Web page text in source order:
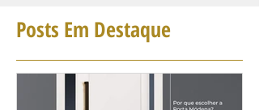
Posts Em Destaque